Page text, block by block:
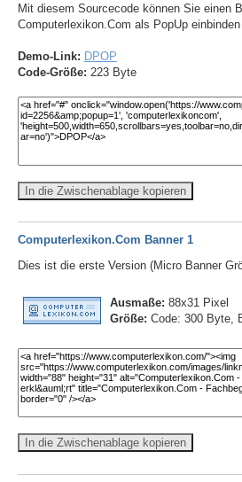
Mit diesem Sourcecode können Sie einen
Computerlexikon.Com als PopUp
Demo-Link: DPOP
Code-Größe: 223 Byte
In die Zwischenablage kopieren
Computerlexikon.Com Banner 1
Dies ist die erste Version (Micro Banner
Ausmaße: 88x31 Pixel
Größe: Code: 300 Byte,
In die Zwischenablage kopieren